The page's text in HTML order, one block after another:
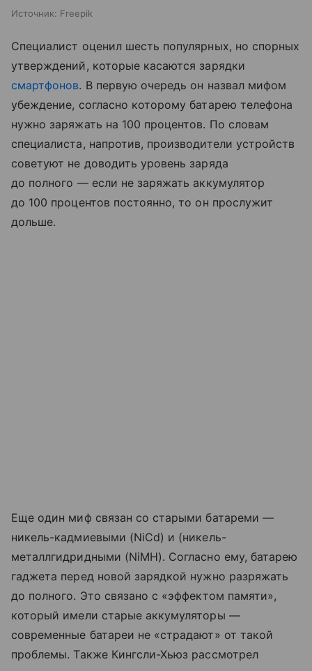
Источник: Freepik
Специалист оценил шесть популярных, но спорных
утверждений, которые касаются зарядки
смартфонов. В первую очередь он назвал мифом
убеждение, согласно которому батарею телефона
нужно заряжать на 100 процентов. По словам
специалиста, напротив, производители устройств
советуют не доводить уровень заряда
до полного — если не заряжать аккумулятор
до 100 процентов постоянно, то он прослужит
дольше.
Еще один миф связан со старыми батареми —
никель-кадмиевыми (NiCd) и (никель-
металлгидридными (NiMH). Согласно ему, батарею
гаджета перед новой зарядкой нужно разряжать
до полного. Это связано с «эффектом памяти»,
который имели старые аккумуляторы —
современные батареи не «страдают» от такой
проблемы. Также Кингсли-Хьюз рассмотрел